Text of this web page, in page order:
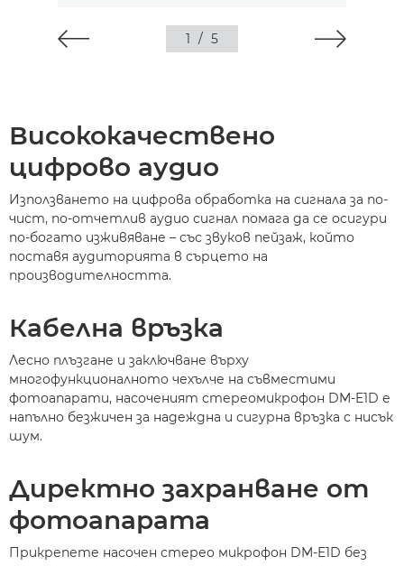
1 / 5
Висококачествено
цифрово аудио
Използването на цифрова обработка на сигнала за по-
чист, по-отчетлив аудио сигнал помага да се осигури
по-богато изживяване – със звуков пейзаж, който
поставя аудиторията в сърцето на
производителността.
Кабелна връзка
Лесно плъзгане и заключване върху
многофункционалното чехълче на съвместими
фотоапарати, насоченият стереомикрофон DM-E1D е
напълно безжичен за надеждна и сигурна връзка с нисък
шум.
Директно захранване от
фотоапарата
Прикрепете насочен стерео микрофон DM-E1D без